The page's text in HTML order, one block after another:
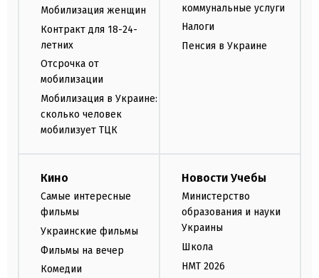
Мобилизация женщин
Контракт для 18-24-
летних
Отсрочка от
мобилизации
Мобилизация в Украине:
сколько человек
мобилизует ТЦК
коммунальные услуги
Налоги
Пенсия в Украине
Кино
Самые интересные
фильмы
Украинские фильмы
Фильмы на вечер
Комедии
Новости Учебы
Министерство
образования и науки
Украины
Школа
НМТ 2026